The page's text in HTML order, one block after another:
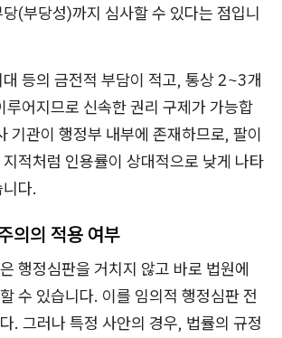
(부당성)까지 심사할 수 있다는 점입니
등의 금전적 부담이 적고, 통상 2~3개
루어지므로 신속한 권리 구제가 가능합
기관이 행정부 내부에 존재하므로, 팔이
적처럼 인용률이 상대적으로 낮게 나타
다.
의의 적용 여부
행정심판을 거치지 않고 바로 법원에
수 있습니다. 이를 임의적 행정심판 전
. 그러나 특정 사안의 경우, 법률의 규정